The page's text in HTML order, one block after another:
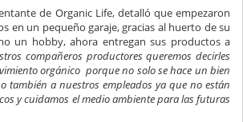
de Organic Life, detalló que empezaron
en un pequeño garaje, gracias al huerto de su
un hobby, ahora entregan sus productos a
compañeros productores queremos decirles
orgánico porque no solo se hace un bien
también a nuestros empleados ya que no están
y cuidamos el medio ambiente para las futuras